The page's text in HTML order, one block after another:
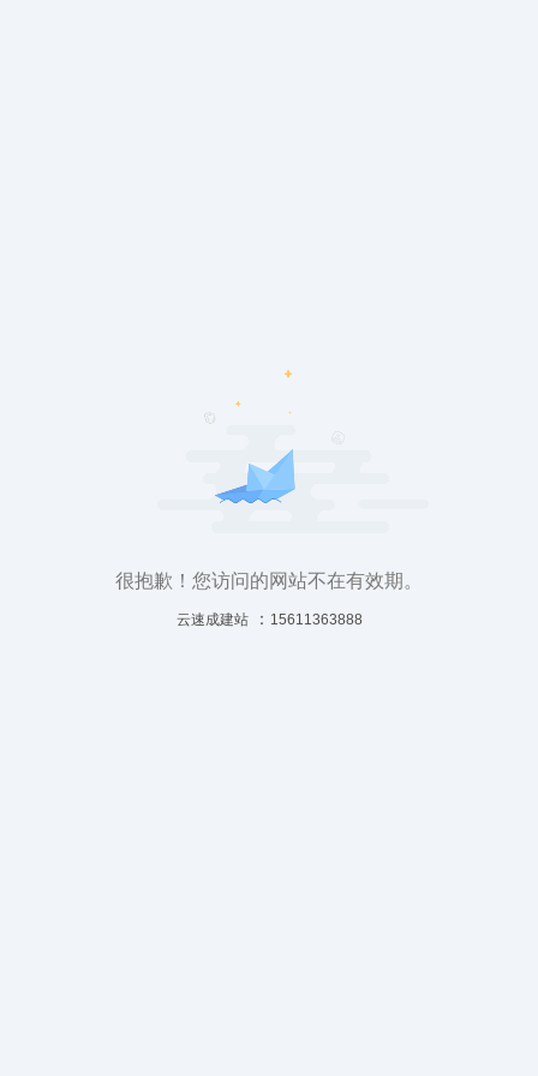
很抱歉！您访问的网站不在有效期。
云速成建站： 15611363888